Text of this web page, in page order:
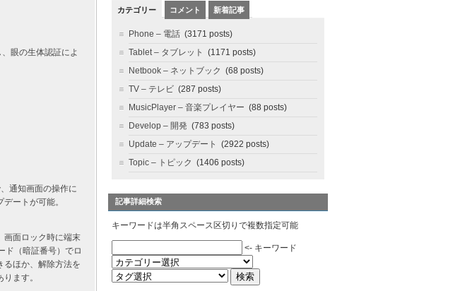
眼の生体認証によ
通知画面の操作に
ートが可能。
画面ロック時に端末
ド（暗証番号）でロ
るほか、解除方法を
ます。
カテゴリー コメント 新着記事
Phone – 電話 (3171 posts)
Tablet – タブレット
(1171 posts)
Netbook – ネットブック (68 posts)
TV – テレビ (287 posts)
MusicPlayer – 音楽プレイヤー (88 posts)
Develop – 開発 (783 posts)
Update – アップデート
(2922 posts)
Topic – トピック (1406 posts)
記事詳細検索
キーワードは半角スペース区切りで複数指定可能
<- キーワード